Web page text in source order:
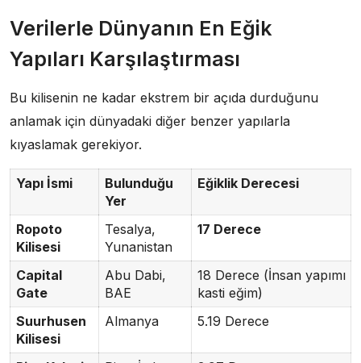
Verilerle Dünyanın En Eğik
Yapıları Karşılaştırması
Bu kilisenin ne kadar ekstrem bir açıda durduğunu
anlamak için dünyadaki diğer benzer yapılarla
kıyaslamak gerekiyor.
Yapı İsmi
Bulunduğu
Yer
Eğiklik Derecesi
Ropoto
Kilisesi
Tesalya,
Yunanistan
17 Derece
Capital
Gate
Abu Dabi,
BAE
18 Derece (İnsan yapımı
kasti eğim)
Suurhusen
Kilisesi
Almanya 5.19 Derece